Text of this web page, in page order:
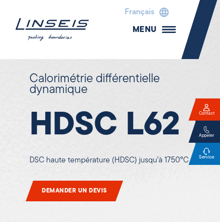
Français
MENU
Calorimétrie différentielle
dynamique
HDSC L62
DSC haute température (HDSC) jusqu’à 1750°C
DEMANDER UN DEVIS
Contact
Appeler
Service